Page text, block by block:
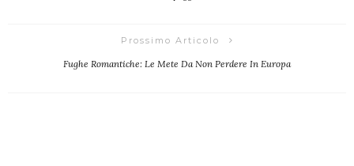
Prossimo Articolo
Fughe Romantiche: Le Mete Da Non Perdere In Europa